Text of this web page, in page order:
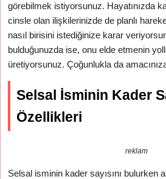
görebilmek istiyorsunuz. Hayatınızda
cinsle olan ilişkilerinizde de planlı
nasıl birisini istediğinize karar
bulduğunuzda ise, onu elde etmenin
üretiyorsunuz. Çoğunlukla da
Selsal İsminin Kader
Özellikleri
reklam
Selsal isminin kader sayısını bulurken